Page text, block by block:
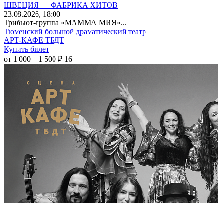
ШВЕЦИЯ — ФАБРИКА ХИТОВ
23.08.2026, 18:00
Трибьют-группа «МАММА МИЯ»...
Тюменский большой драматический театр
АРТ-КАФЕ ТБДТ
Купить билет
от 1 000 – 1 500 ₽ 16+